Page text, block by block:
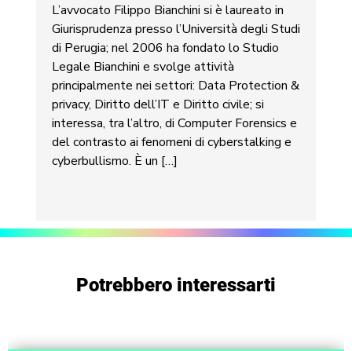
L’avvocato Filippo Bianchini si è laureato in
Giurisprudenza presso l’Università degli Studi
di Perugia; nel 2006 ha fondato lo Studio
Legale Bianchini e svolge attività
principalmente nei settori: Data Protection &
privacy, Diritto dell’IT e Diritto civile; si
interessa, tra l’altro, di Computer Forensics e
del contrasto ai fenomeni di cyberstalking e
cyberbullismo. È un […]
Potrebbero interessarti